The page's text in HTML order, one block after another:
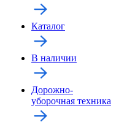
Каталог
В наличии
Дорожно-
уборочная техника